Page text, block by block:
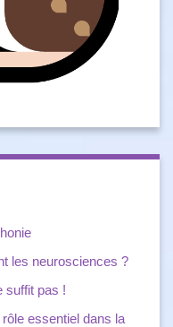
les neurosciences ?
suffit pas !
rôle essentiel dans la